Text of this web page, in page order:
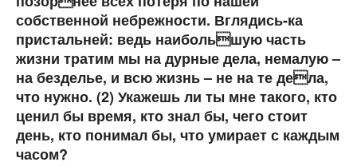
собственной небрежности. Вглядись-ка
пристальней: ведь наибольшую часть
жизни тратим мы на дурные дела, немалую –
на безделье, и всю жизнь – не на те дела,
что нужно. (2) Укажешь ли ты мне такого, кто
ценил бы время, кто знал бы, чего стоит
день, кто понимал бы, что умирает с каждым
часом?